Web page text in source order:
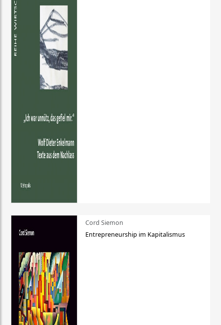
Cord Siemon
Entrepreneurship im Kapitalismus